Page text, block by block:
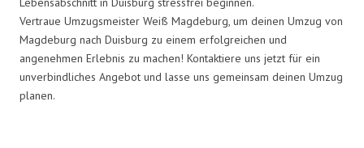
Vertraue Umzugsmeister Weiß Magdeburg, um deinen Umzug von
Magdeburg nach Duisburg zu einem erfolgreichen und
angenehmen Erlebnis zu machen! Kontaktiere uns jetzt für ein
unverbindliches Angebot und lasse uns gemeinsam deinen Umzug
planen.